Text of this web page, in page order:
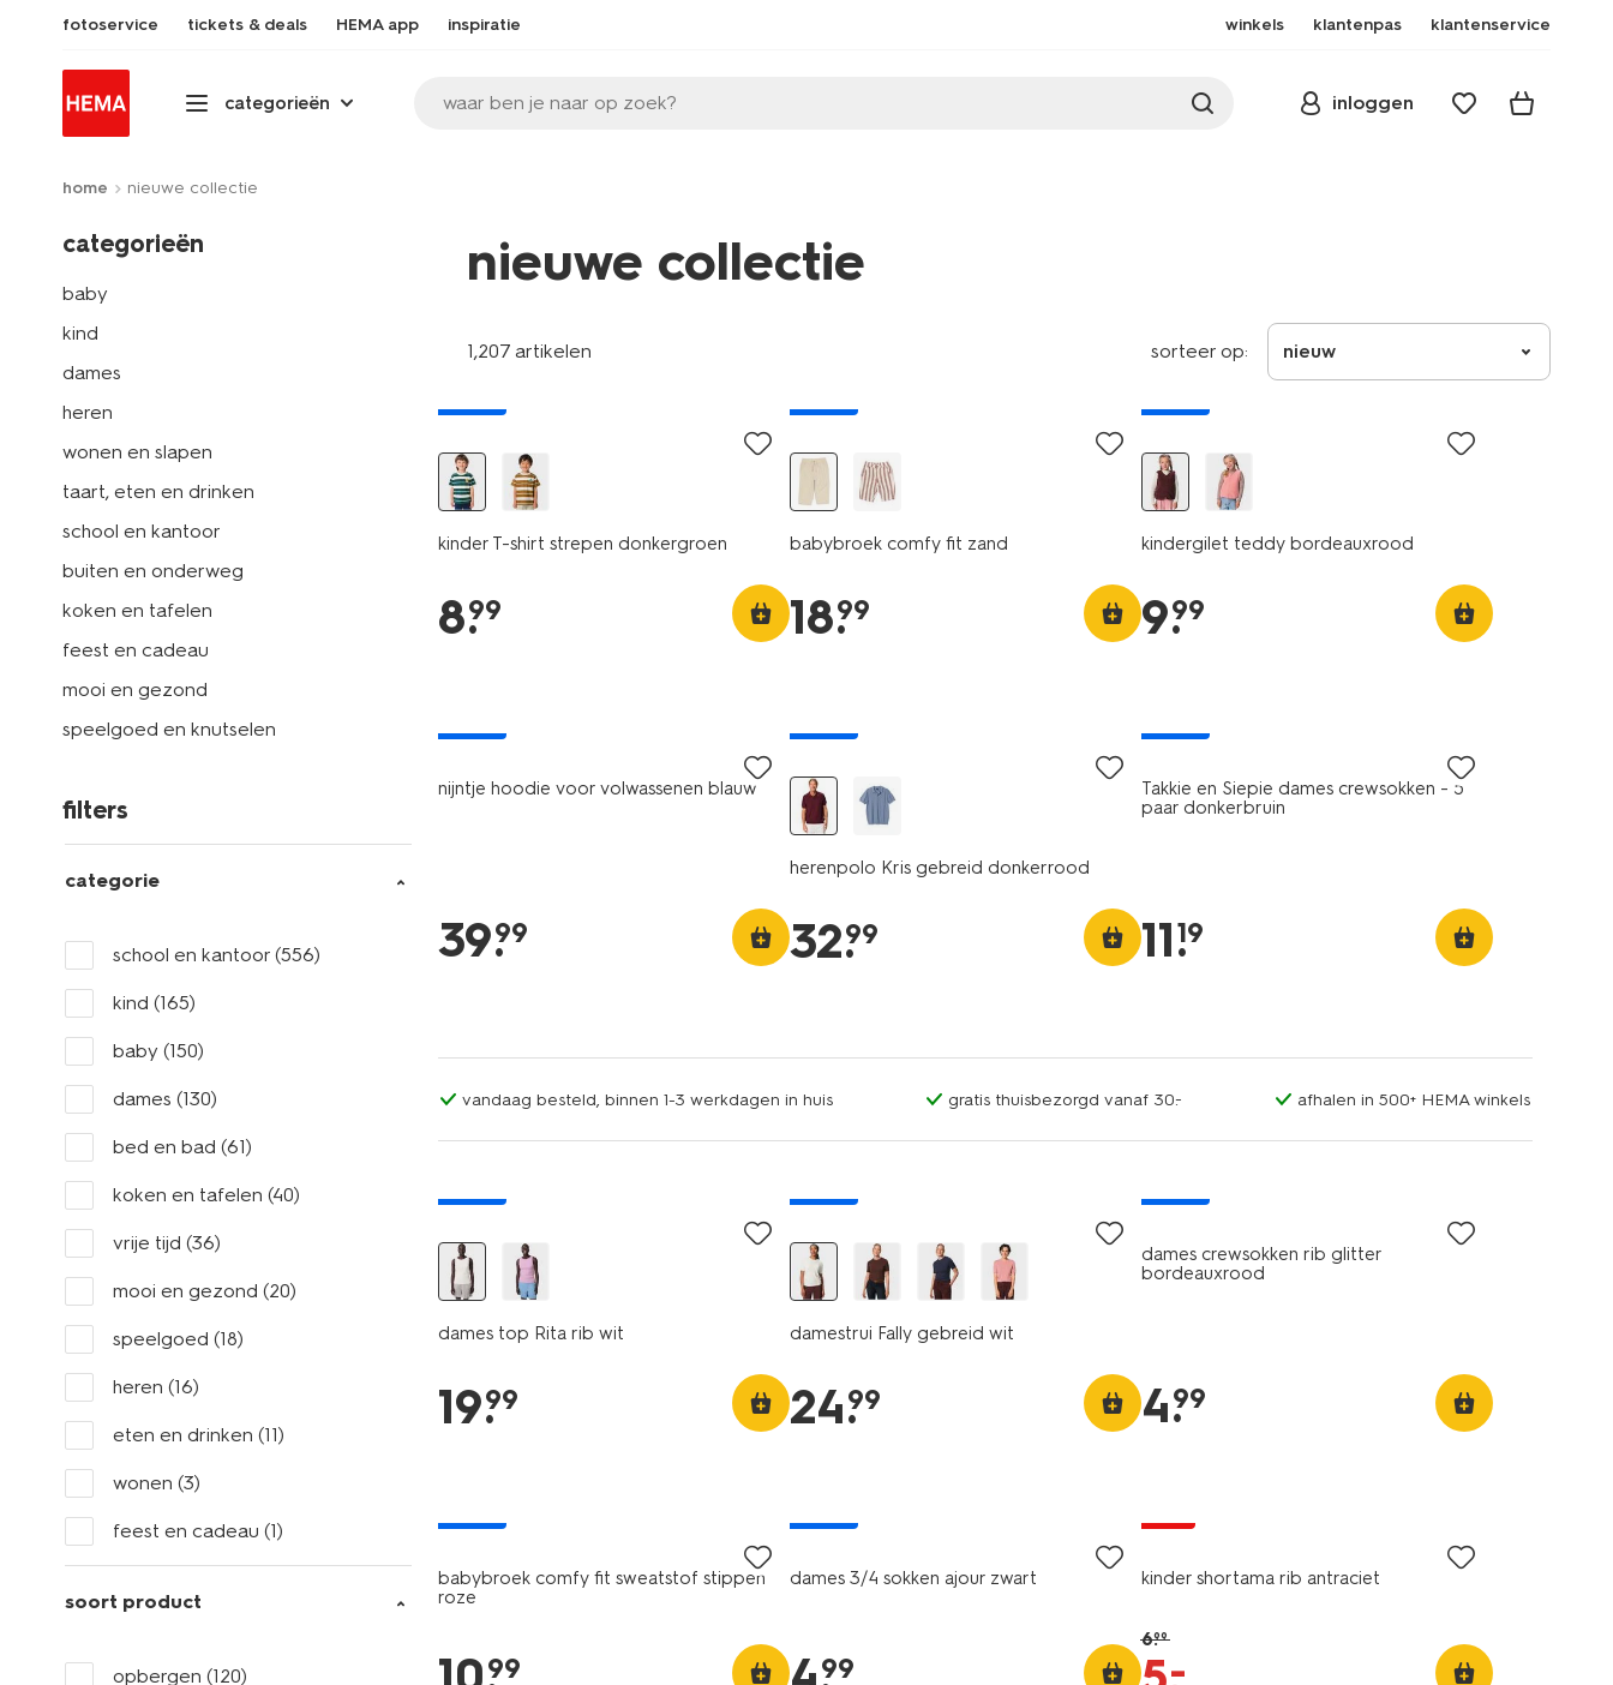
fotoservice tickets & deals HEMA app inspiratie winkels klantenpas klantenservice
categorieën waar ben je naar op zoek? inloggen
home nieuwe collectie
categorieën
baby
kind
dames
heren
wonen en slapen
taart, eten en drinken
school en kantoor
buiten en onderweg
koken en tafelen
feest en cadeau
mooi en gezond
speelgoed en knutselen
filters
categorie
school en kantoor (556)
kind (165)
baby (150)
dames (130)
bed en bad (61)
koken en tafelen (40)
vrije tijd (36)
mooi en gezond (20)
speelgoed (18)
heren (16)
eten en drinken (11)
wonen (3)
feest en cadeau (1)
soort product
opbergen (120)
nieuwe collectie
1,207 artikelen sorteer op: nieuw
kinder T-shirt strepen donkergroen
8.
99
babybroek comfy fit zand
18.
99
kindergilet teddy bordeauxrood
9.
99
nijntje hoodie voor volwassenen blauw
39.
99
herenpolo Kris gebreid donkerrood
32.
99
Takkie en Siepie dames crewsokken - 5
paar donkerbruin
11.
19
vandaag besteld, binnen 1-3 werkdagen in huis gratis thuisbezorgd vanaf 30.- afhalen in 500+ HEMA winkels
dames top Rita rib wit
19.
99
damestrui Fally gebreid wit
24.
99
dames crewsokken rib glitter
bordeauxrood
4.
99
babybroek comfy fit sweatstof stippen
roze
99
dames 3/4 sokken ajour zwart
99
kinder shortama rib antraciet
6.99
–